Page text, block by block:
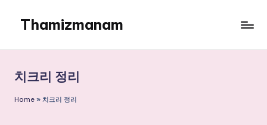
content
Thamizmanam
치크리 정리
Home » 치크리 정리